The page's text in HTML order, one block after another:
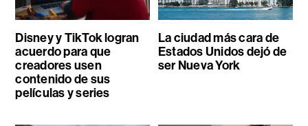
Disney y TikTok logran
acuerdo para que
creadores usen
contenido de sus
películas y series
La ciudad más cara de
Estados Unidos dejó de
ser Nueva York